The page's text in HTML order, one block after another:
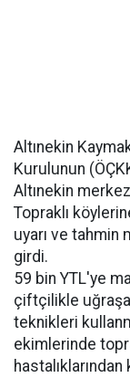
Altınekin
Kurulunun
Altınekin
Topraklı
uyarı ve
girdi.
59 bin YTL'ye
çiftçilikle
teknikleri
ekimlerinde